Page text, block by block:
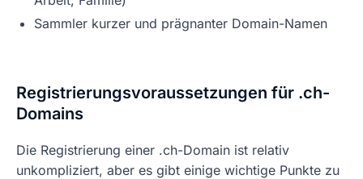
Sammler kurzer und prägnanter Domain-Namen
Registrierungsvoraussetzungen für .ch-
Domains
Die Registrierung einer .ch-Domain ist relativ
unkompliziert, aber es gibt einige wichtige Punkte zu